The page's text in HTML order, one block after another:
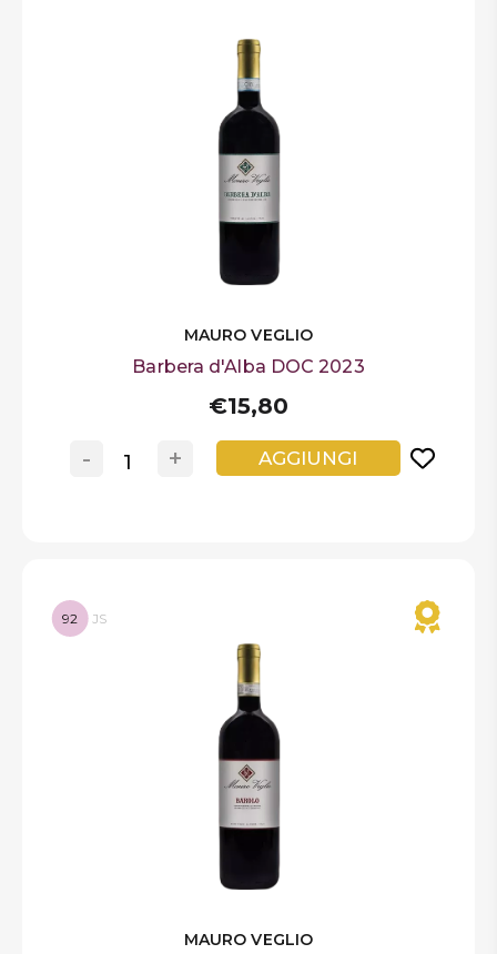
MAURO VEGLIO
Barbera d'Alba DOC 2023
€15,80
+
- AGGIUNGI
92 JS
MAURO VEGLIO